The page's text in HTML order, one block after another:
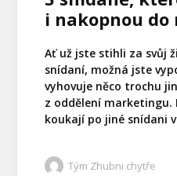
i nakopnou do
Ať už jste stihli za svůj
snídaní, možná jste
vyhovuje něco trochu
z oddělení marketingu.
koukají po jiné snídani
Tým Zhubni chytře